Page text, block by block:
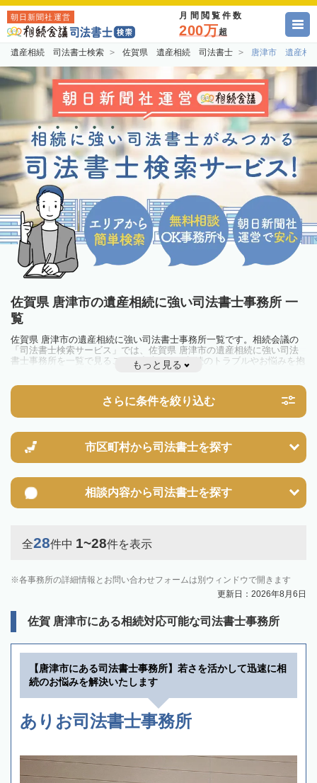
朝日新聞社運営 月間閲覧件数
200万超
遺産相続 司法書士検索 佐賀県 遺産相続 司法書士 唐津市 遺産相
佐賀県 唐津市の遺産相続に強い司法書士事務所 一
覧
佐賀県 唐津市の遺産相続に強い司法書士事務所一覧です。相続会議の
「司法書士検索サービス」では、佐賀県 唐津市の遺産相続に強い司法
書士事務所を一覧で見ることが出来ます。相続のトラブルやお悩みを抱
えている方は一度近隣の司法書士に相談してみましょう。
もっと見る
さらに条件を絞り込む
市区町村から司法書士を探す
相談内容から司法書士を探す
全28件中 1~28件を表示
各事務所の詳細情報とお問い合わせフォームは別ウィンドウで開きます
更新日：2026年8月6日
佐賀 唐津市にある相続対応可能な司法書士事務所
【唐津市にある司法書士事務所】若さを活かして迅速に相
続のお悩みを解決いたします
ありお司法書士事務所